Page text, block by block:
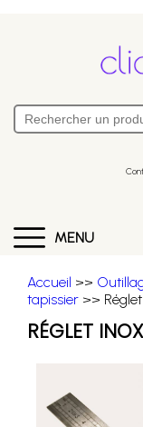
MENU
Accueil >>
tapissier >>
RÉGLET